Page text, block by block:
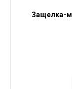
Защелка-